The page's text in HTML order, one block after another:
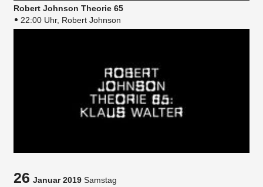
Robert Johnson Theorie 65
22:00 Uhr, Robert Johnson
26Januar 2019 Samstag